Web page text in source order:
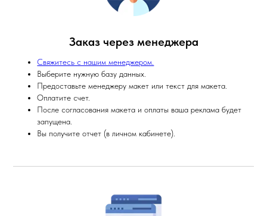
Заказ через менеджера
Свяжитесь с нашим менеджером.
Выберите нужную базу данных.
Предоставьте менеджеру макет или текст для макета.
Оплатите счет.
После согласования макета и оплаты ваша реклама будет
запущена.
Вы получите отчет (в личном кабинете).